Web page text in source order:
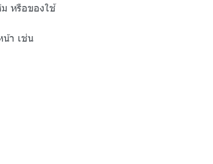
หรือของใช้
า เช่น